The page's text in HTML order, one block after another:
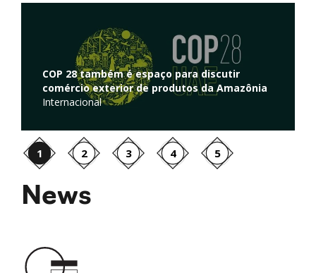
1 2 3 4 5
Amazônia
Regulação de atividades de captura e
armazenamento de carbono é
Câmara dos Deputados
Ambiente
News